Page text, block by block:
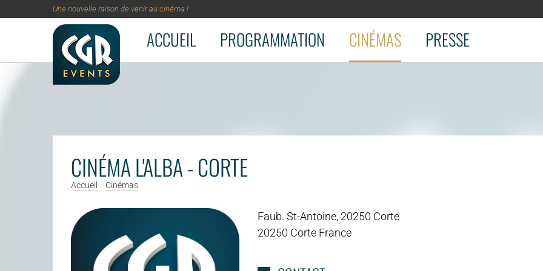
Aller au contenu principal
Une nouvelle raison de venir au cinéma !
ACCUEIL PROGRAMMATION CINÉMAS PRESSE
CINÉMA L'ALBA - CORTE
Accueil > Cinémas
Faub. St-Antoine, 20250 Corte
20250 Corte France